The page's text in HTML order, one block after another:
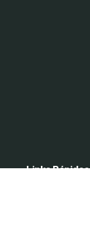
Links Rápidos